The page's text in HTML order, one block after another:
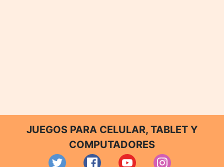
JUEGOS PARA CELULAR, TABLET Y
COMPUTADORES